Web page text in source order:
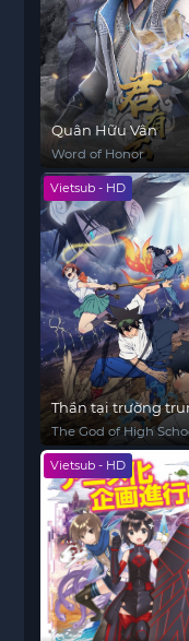
Quân Hữu Vân
Word of Honor
Vietsub - HD
Thần tại trường
học
The God of High
Vietsub - HD